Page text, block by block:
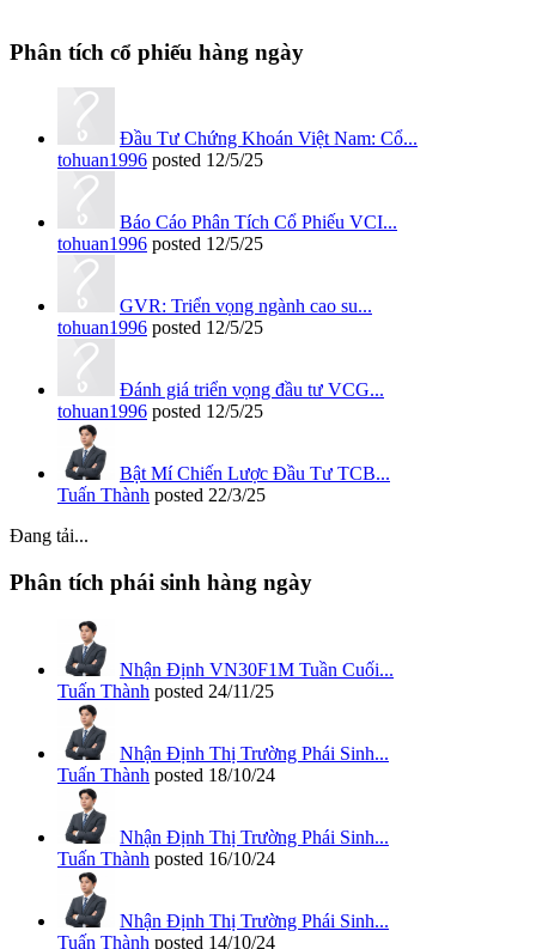
Phân tích cổ phiếu hàng ngày
Đầu Tư Chứng Khoán Việt Nam: Cổ...
tohuan1996 posted 12/5/25
Báo Cáo Phân Tích Cổ Phiếu VCI...
tohuan1996 posted 12/5/25
GVR: Triển vọng ngành cao su...
tohuan1996 posted 12/5/25
Đánh giá triển vọng đầu tư VCG...
tohuan1996 posted 12/5/25
Bật Mí Chiến Lược Đầu Tư TCB...
Tuấn Thành posted 22/3/25
Đang tải...
Phân tích phái sinh hàng ngày
Nhận Định VN30F1M Tuần Cuối...
Tuấn Thành posted 24/11/25
Nhận Định Thị Trường Phái Sinh...
Tuấn Thành posted 18/10/24
Nhận Định Thị Trường Phái Sinh...
Tuấn Thành posted 16/10/24
Nhận Định Thị Trường Phái Sinh...
Tuấn Thành posted 14/10/24